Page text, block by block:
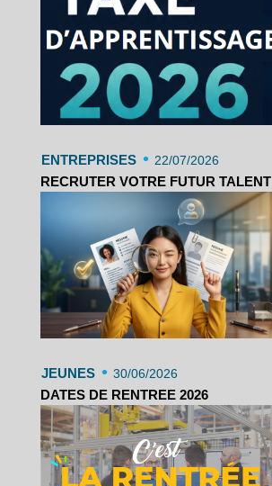
ENTREPRISES • 22/07/2026
RECRUTER VOTRE FUTUR TALENT
JEUNES • 30/06/2026
DATES DE RENTREE 2026